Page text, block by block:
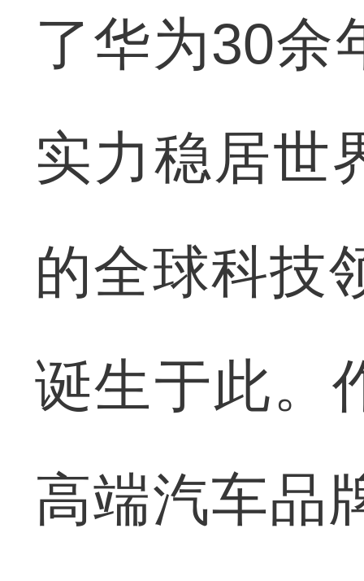
了华为30余
实力稳居世
的全球科技
诞生于此。
高端汽车品